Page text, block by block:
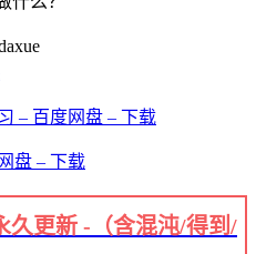
– 百度网盘 – 下载
盘 – 下载
久更新 -（含混沌/得到/